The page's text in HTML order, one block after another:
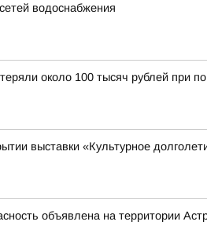
водоснабжения
около 100 тысяч рублей при
выставки «Культурное
объявлена на территории